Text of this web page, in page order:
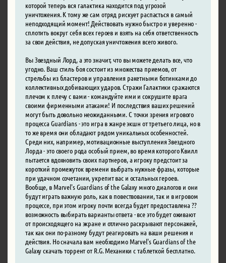
которой теперь вся галактика находится под угрозой
уничтожения. К тому же сам отряд рискует распасться в самый
неподходящий момент! Действовать нужно быстро и уверенно -
сплотить вокруг себя всех героев и взять на себя ответственность
за свои действия, не допуская уничтожения всего живого.
Вы Звездный Лорд, а это значит, что вы можете делать все, что
угодно. Ваш стиль боя состоит из множества приемов, от
стрельбы из бластеров и управления ракетными ботинками до
коллективных добивающих ударов. Стражи Галактики сражаются
плечом к плечу с вами - командуйте ими и сокрушите врага
своими фирменными атаками! И последствия ваших решений
могут быть довольно неожиданными. С точки зрения игрового
процесса Guardians - это игра в жанре экшн от третьего лица, но в
то же время они обладают рядом уникальных особенностей.
Среди них, например, мотивационные выступления Звездного
Лорда - это своего рода особый прием, во время которого Квилл
пытается вдохновить своих партнеров, а игроку предстоит за
короткий промежуток времени выбрать нужные фразы, которые
при удачном сочетании, укрепит вас и остальных героев.
Вообще, в Marvel's Guardians of the Galaxy много диалогов и они
будут играть важную роль, как в повествовании, так и в игровом
процессе, при этом игроку почти всегда будет предоставлена ??
возможность выбирать варианты ответа - все это будет оживают
от происходящего на экране и отлично раскрывают персонажей,
так как они по-разному будут реагировать на ваши решения и
действия. Но сначала вам необходимо Marvel's Guardians of the
Galaxy скачать торрент от R.G. Механики с таблеткой бесплатно.